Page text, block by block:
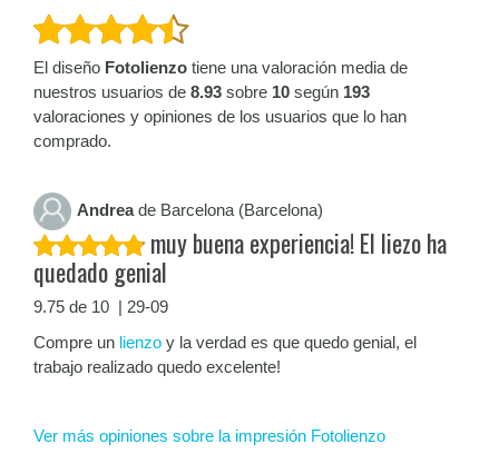
El diseño Fotolienzo tiene una valoración media de
nuestros usuarios de 8.93 sobre 10 según 193
valoraciones y opiniones de los usuarios que lo han
comprado.
Andreade Barcelona (Barcelona)
muy buena experiencia! El liezo ha
quedado genial
9.75 de 10 | 29-09
Compre un lienzo y la verdad es que quedo genial, el
trabajo realizado quedo excelente!
Ver más opiniones sobre la impresión Fotolienzo